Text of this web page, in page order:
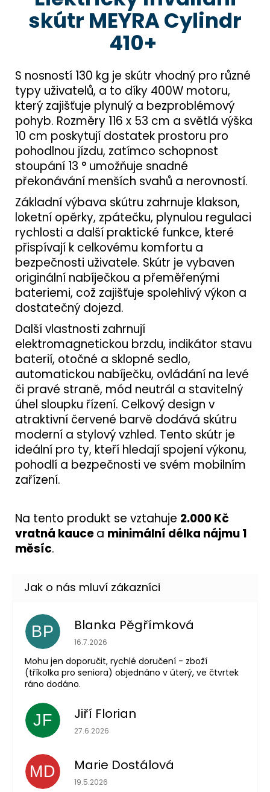
skútr MEYRA Cylindr
410+
S nosností 130 kg je skútr vhodný pro různé
typy uživatelů, a to díky 400W motoru,
který zajišťuje plynulý a bezproblémový
pohyb. Rozměry 116 x 53 cm a světlá výška
10 cm poskytují dostatek prostoru pro
pohodlnou jízdu, zatímco schopnost
stoupání 13 ° umožňuje snadné
překonávání menších svahů a nerovností.
Základní výbava skútru zahrnuje klakson,
loketní opěrky, zpátečku, plynulou regulaci
rychlosti a další praktické funkce, které
přispívají k celkovému komfortu a
bezpečnosti uživatele. Skútr je vybaven
originální nabíječkou a přeměřenými
bateriemi, což zajišťuje spolehlivý výkon a
dostatečný dojezd.
Další vlastnosti zahrnují
elektromagnetickou brzdu, indikátor stavu
baterií, otočné a sklopné sedlo,
automatickou nabíječku, ovládání na levé
či pravé straně, mód neutrál a stavitelný
úhel sloupku řízení. Celkový design v
atraktivní červené barvě dodává skútru
moderní a stylový vzhled. Tento skútr je
ideální pro ty, kteří hledají spojení výkonu,
pohodlí a bezpečnosti ve svém mobilním
zařízení.
Na tento produkt se vztahuje 2.000 Kč
vratná kaucea minimální délka nájmu 1
měsíc.
BP Blanka Pěgřímková
Hodnocení obchodu je 5 z 5 hvězdiček.
16.7.2026
Mohu jen doporučit, rychlé doručení - zboží
(tříkolka pro seniora) objednáno v úterý, ve čtvrtek
ráno dodáno.
JF Jiří Florian
Hodnocení obchodu je 5 z 5 hvězdiček.
27.6.2026
MD Marie Dostálová
Hodnocení obchodu je 5 z 5 hvězdiček.
19.5.2026